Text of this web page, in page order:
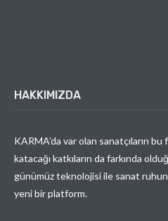
HAKKIMIZDA
KARMA’da var olan sanatçıların
katacağı katkıların da farkında
günümüz teknolojisi ile sanat
yeni bir platform.